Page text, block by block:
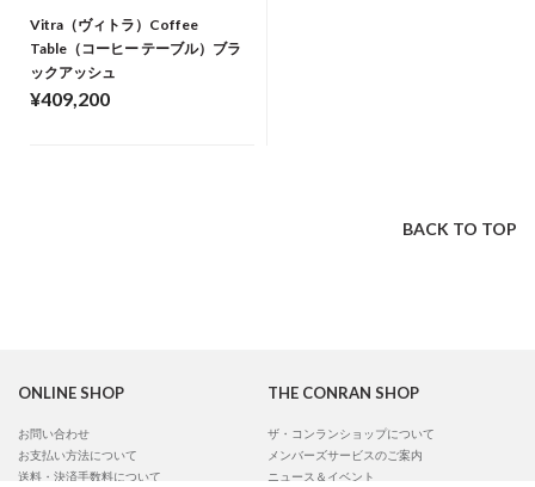
Vitra（ヴィトラ）Coffee
Table（コーヒー テーブル）ブラ
ックアッシュ
¥409,200
BACK TO TOP
ONLINE SHOP
お問い合わせ
お支払い方法について
送料・決済手数料について
THE CONRAN SHOP
ザ・コンランショップについて
メンバーズサービスのご案内
ニュース＆イベント